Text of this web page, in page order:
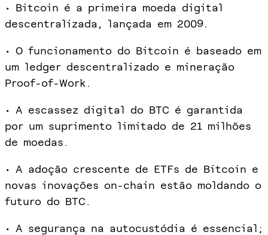
• Bitcoin é a primeira moeda digital
descentralizada, lançada em 2009.
• O funcionamento do Bitcoin é baseado em
um ledger descentralizado e mineração
Proof-of-Work.
• A escassez digital do BTC é garantida
por um suprimento limitado de 21 milhões
de moedas.
• A adoção crescente de ETFs de Bitcoin e
novas inovações on-chain estão moldando o
futuro do BTC.
• A segurança na autocustódia é essencial;